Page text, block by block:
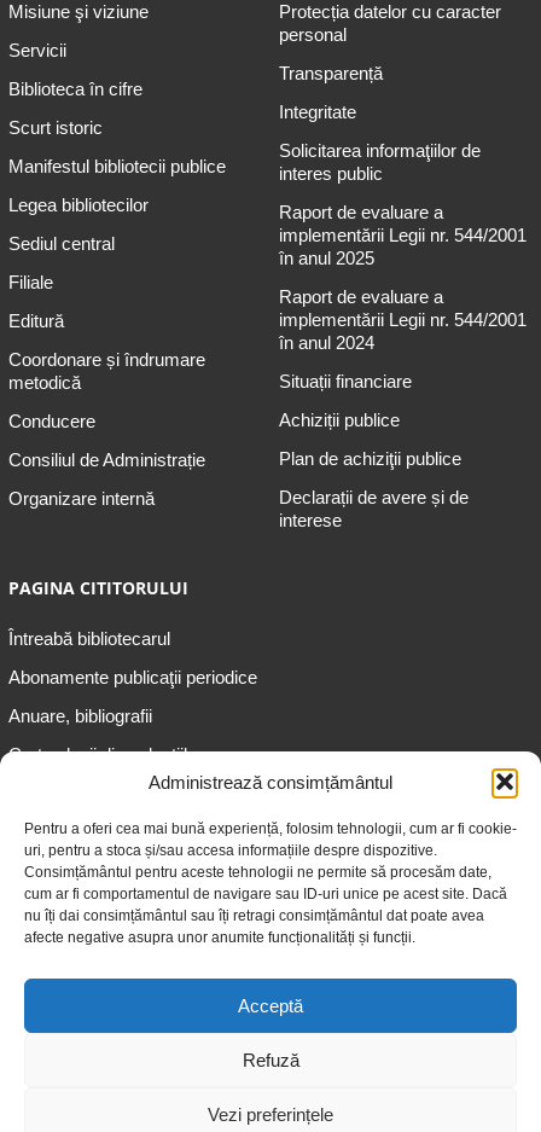
Administrează consimțământul
Pentru a oferi cea mai bună experiență, folosim tehnologii, cum ar fi cookie-
uri, pentru a stoca și/sau accesa informațiile despre dispozitive.
Consimțământul pentru aceste tehnologii ne permite să procesăm date,
cum ar fi comportamentul de navigare sau ID-uri unice pe acest site. Dacă
nu îți dai consimțământul sau îți retragi consimțământul dat poate avea
afecte negative asupra unor anumite funcționalități și funcții.
Acceptă
Refuză
Vezi preferințele
Misiune şi viziune
Servicii
Biblioteca în cifre
Scurt istoric
Manifestul bibliotecii publice
Legea bibliotecilor
Sediul central
Filiale
Editură
Coordonare și îndrumare
metodică
Conducere
Consiliul de Administrație
Organizare internă
Protecția datelor cu caracter
personal
Transparență
Integritate
Solicitarea informaţiilor de
interes public
Raport de evaluare a
implementării Legii nr. 544/2001
în anul 2025
Raport de evaluare a
implementării Legii nr. 544/2001
în anul 2024
Situații financiare
Achiziții publice
Plan de achiziţii publice
Declarații de avere și de
interese
PAGINA CITITORULUI
Întreabă bibliotecarul
Abonamente publicaţii periodice
Anuare, bibliografii
Cartea lunii din colecțiile
Informații pentru adolescenți
Informații pentru adulți
Informații pentru seniori
© 2026 Biblioteca Judeţeană „Gheorghe Asachi” Iaşi